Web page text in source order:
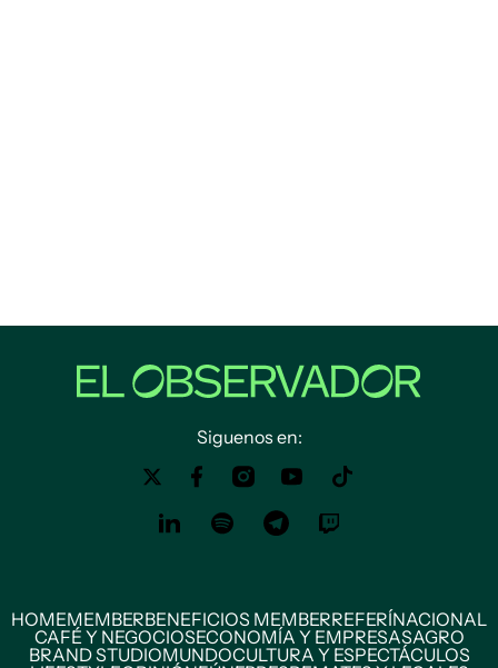
Siguenos en:
HOMEMEMBERBENEFICIOS MEMBERREFERÍNACIONAL
CAFÉ Y NEGOCIOSECONOMÍA Y EMPRESASAGRO
BRAND STUDIOMUNDOCULTURA Y ESPECTÁCULOS